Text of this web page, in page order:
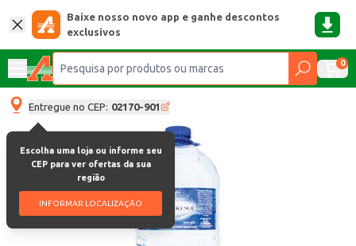
Baixe nosso novo app e ganhe descontos
exclusivos
0
Entregue no CEP: 02170-901
Escolha uma loja ou informe seu
CEP para ver ofertas da sua
região
INFORMAR LOCALIZAÇÃO